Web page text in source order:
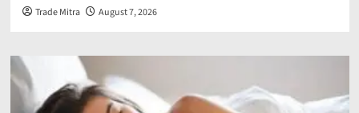
Trade Mitra August 7, 2026